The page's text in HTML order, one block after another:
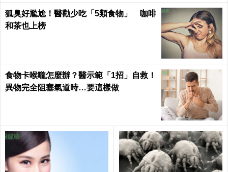
狐臭好尷尬！醫勸少吃「5類食物」 咖啡
和茶也上榜
食物卡喉嚨怎麼辦？醫示範「1招」自救！
異物完全阻塞氣道時…要這樣做